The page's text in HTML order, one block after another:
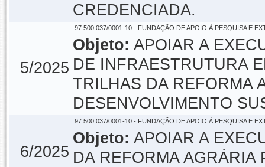
CREDENCIADA.
5/2025
97.500.037/0001-10 - FUNDAÇÃO DE APOIO À PESQUISA E
Objeto: APOIAR A
DE INFRAESTRUTURA
TRILHAS DA REFORMA
DESENVOLVIMENTO
6/2025
97.500.037/0001-10 - FUNDAÇÃO DE APOIO À PESQUISA E
Objeto: APOIAR A
DA REFORMA AGRÁRIA